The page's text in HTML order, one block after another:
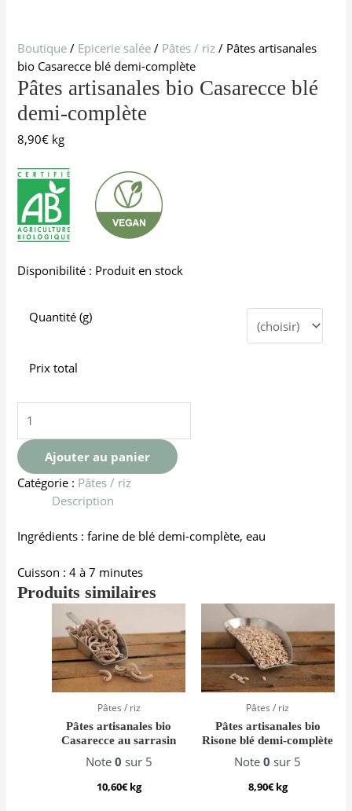
Boutique / Epicerie salée / Pâtes / riz / Pâtes artisanales
bio Casarecce blé demi-complète
Pâtes artisanales bio Casarecce blé
demi-complète
8,90€ kg
Disponibilité : Produit en stock
Quantité (g)
Prix total
Ajouter au panier
Catégorie : Pâtes / riz
Description
Ingrédients : farine de blé demi-complète, eau
Cuisson : 4 à 7 minutes
Produits similaires
Pâtes / riz
Pâtes artisanales bio
Casarecce au sarrasin
Note 0 sur 5
10,60€kg
Pâtes / riz
Pâtes artisanales bio
Risone blé demi-complète
Note0 sur 5
8,90€kg